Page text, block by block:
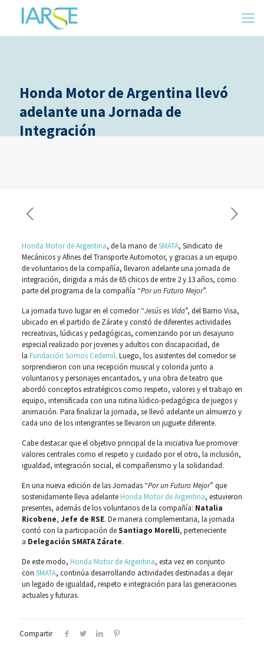
Honda Motor de Argentina llevó
adelante una Jornada de
Integración
Honda Motor de Argentina, de la mano deSMATA, Sindicato de
Mecánicos y Afines del Transporte Automotor, y gracias a un equipo
de voluntarios de la compañía, llevaron adelante una jornada de
integración, dirigida a más de 65 chicos de entre 2 y 13 años, como
parte del programa de la compañía “Por un Futuro Mejor”.
La jornada tuvo lugar en el comedor “Jesús es Vida”, del Barrio Visa,
ubicado en el partido de Zárate y constó de diferentes actividades
recreativas, lúdicas y pedagógicas, comenzando por un desayuno
especial realizado por jovenes y adultos con discapacidad, de
la Fundación Somos Cedemil. Luego, los asistentes del comedor se
sorprendieron con una recepción musical y colorida junto a
voluntarios y personajes encantados, y una obra de teatro que
abordó conceptos estratégicos como respeto, valores y el trabajo en
equipo, intensificada con una rutina lúdico-pedagógica de juegos y
animación. Para finalizar la jornada, se llevó adelante un almuerzo y
cada uno de los intengrantes se llevaron un juguete diferente.
Cabe destacar que el objetivo principal de la iniciativa fue promover
valores centrales como el respeto y cuidado por el otro, la inclusión,
igualdad, integración social, el compañerismo y la solidaridad.
En una nueva edición de las Jornadas “Por un Futuro Mejor” que
sostenidamente lleva adelanteHonda Motor de Argentina, estuvieron
presentes, además de los voluntarios de la compañía: Natalia
Ricobene, Jefe de RSE. De manera complementaria, la jornada
contó con la participación deSantiago Morelli, perteneciente
a Delegación SMATA Zárate.
De este modo, Honda Motor de Argentina, esta vez en conjunto
con SMATA, continúa desarrollando actividades destinadas a dejar
un legado de igualdad, respeto e integración para las generaciones
actuales y futuras.
Compartir